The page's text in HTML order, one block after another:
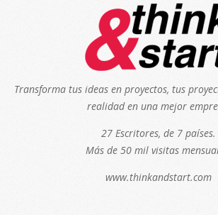
Transforma tus ideas en proyectos, tus
realidad en una mejor
27 Escritores, de 7 países.
Más de 50 mil visitas
www.thinkandstart.com